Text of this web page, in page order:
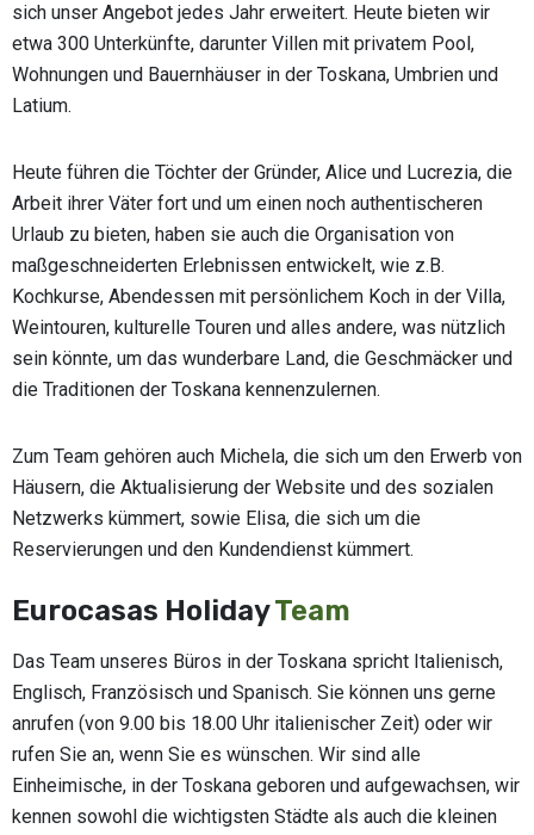
sich unser Angebot jedes Jahr erweitert. Heute bieten wir
etwa 300 Unterkünfte, darunter Villen mit privatem Pool,
Wohnungen und Bauernhäuser in der Toskana, Umbrien und
Latium.
Heute führen die Töchter der Gründer, Alice und Lucrezia, die
Arbeit ihrer Väter fort und um einen noch authentischeren
Urlaub zu bieten, haben sie auch die Organisation von
maßgeschneiderten Erlebnissen entwickelt, wie z.B.
Kochkurse, Abendessen mit persönlichem Koch in der Villa,
Weintouren, kulturelle Touren und alles andere, was nützlich
sein könnte, um das wunderbare Land, die Geschmäcker und
die Traditionen der Toskana kennenzulernen.
Zum Team gehören auch Michela, die sich um den Erwerb von
Häusern, die Aktualisierung der Website und des sozialen
Netzwerks kümmert, sowie Elisa, die sich um die
Reservierungen und den Kundendienst kümmert.
Eurocasas HolidayTeam
Das Team unseres Büros in der Toskana spricht Italienisch,
Englisch, Französisch und Spanisch. Sie können uns gerne
anrufen (von 9.00 bis 18.00 Uhr italienischer Zeit) oder wir
rufen Sie an, wenn Sie es wünschen. Wir sind alle
Einheimische, in der Toskana geboren und aufgewachsen, wir
kennen sowohl die wichtigsten Städte als auch die kleinen